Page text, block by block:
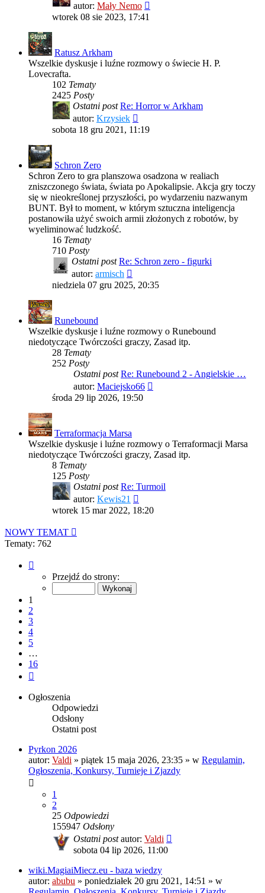
autor: Mały Nemo
wtorek 08 sie 2023, 17:41
Ratusz Arkham
Wszelkie dyskusje i luźne rozmowy o świecie H. P.
Lovecrafta.
102 Tematy
2425 Posty
Ostatni post Re: Horror w Arkham
autor: Krzysiek
najnowszy
sobota 18 gru 2021, 11:19
Schron Zero
Schron Zero to gra planszowa osadzona w realiach
zniszczonego świata, świata po Apokalipsie. Akcja gry toczy
się w nieokreślonej przyszłości, po wydarzeniu nazwanym
BUNT. Był to moment, w którym sztuczna inteligencja
postanowiła użyć swoich armii złożonych z robotów, by
wyeliminować ludzkość.
16 Tematy
710 Posty
Ostatni post Re: Schron zero - figurki
autor: armisch
najnowszy
post
niedziela 07 gru 2025, 20:35
Runebound
Wszelkie dyskusje i luźne rozmowy o Runebound
niedotyczące Twórczości graczy, Zasad itp.
28 Tematy
252 Posty
Ostatni post Re: Runebound 2 - Angielskie …
autor: Maciejsko66
środa 29 lip 2026, 19:50
Terraformacja Marsa
Wszelkie dyskusje i luźne rozmowy o Terraformacji Marsa
niedotyczące Twórczości graczy, Zasad itp.
8 Tematy
125 Posty
Ostatni post Re: Turmoil
autor: Kewis21
najnowszy
wtorek 15 mar 2022, 18:20
NOWY TEMAT
Tematy: 762
Przejdź do strony:
1
2
3
4
5
…
16
Ogłoszenia
Odpowiedzi
Odsłony
Ostatni post
Pyrkon 2026
autor: Valdi » piątek 15 maja 2026, 23:35 » w Regulamin,
Ogłoszenia, Konkursy, Turnieje i Zjazdy
1
2
25 Odpowiedzi
155947 Odsłony
Ostatni postautor: Valdi
sobota 04 lip 2026, 11:00
wiki.MagiaiMiecz.eu - baza wiedzy
autor: abubu » poniedziałek 20 gru 2021, 14:51 » w